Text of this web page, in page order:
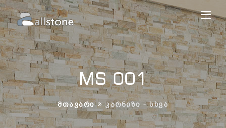
MS 001
ᲛᲗᲐᲕᲐᲠᲘ ᲙᲐᲠᲜᲘᲖᲘ - ᲡᲮᲕᲐ